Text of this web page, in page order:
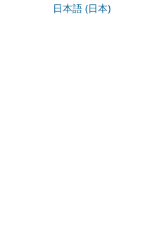
日本語 (日本)